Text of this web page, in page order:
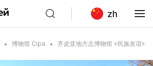
zh
博物馆 Cipa 齐皮亚地方志博物馆 «民族友谊»